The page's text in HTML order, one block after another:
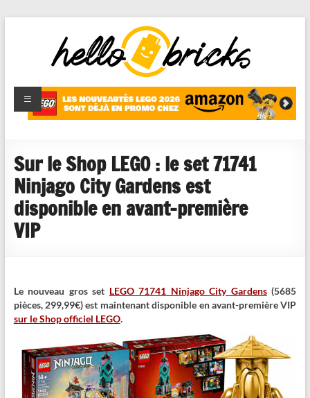
HelloBricks
Blog LEGO,
nouveaut�s
reviews
Sur le Shop LEGO : le set 71741
Ninjago City Gardens est
disponible en avant-première
VIP
Le nouveau gros set LEGO 71741 Ninjago City Gardens(5685
pièces, 299,99€) est maintenant disponible en avant-première VIP
sur le Shop officiel LEGO.